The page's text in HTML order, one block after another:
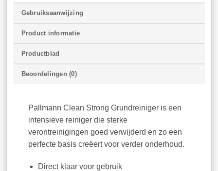
Gebruiksaanwijzing
Product informatie
Productblad
Beoordelingen (0)
Pallmann Clean Strong Grundreiniger is een
intensieve reiniger die sterke
verontreinigingen goed verwijderd en zo een
perfecte basis creëert voor verder onderhoud.
Direct klaar voor gebruik